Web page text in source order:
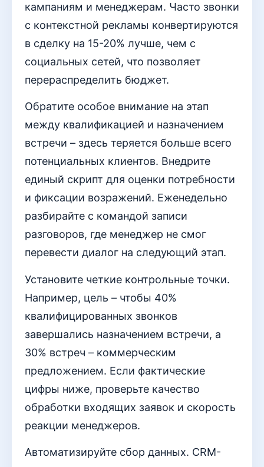
кампаниям и менеджерам. Часто звонки
с контекстной рекламы конвертируются
в сделку на 15-20% лучше, чем с
социальных сетей, что позволяет
перераспределить бюджет.
Обратите особое внимание на этап
между квалификацией и назначением
встречи – здесь теряется больше всего
потенциальных клиентов. Внедрите
единый скрипт для оценки потребности
и фиксации возражений. Еженедельно
разбирайте с командой записи
разговоров, где менеджер не смог
перевести диалог на следующий этап.
Установите четкие контрольные точки.
Например, цель – чтобы 40%
квалифицированных звонков
завершались назначением встречи, а
30% встреч – коммерческим
предложением. Если фактические
цифры ниже, проверьте качество
обработки входящих заявок и скорость
реакции менеджеров.
Автоматизируйте сбор данных. CRM-